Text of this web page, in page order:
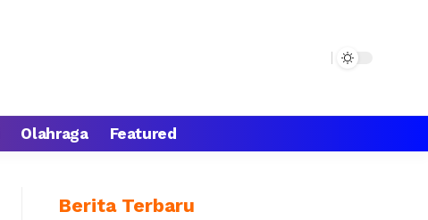
Olahraga Featured
Berita Terbaru